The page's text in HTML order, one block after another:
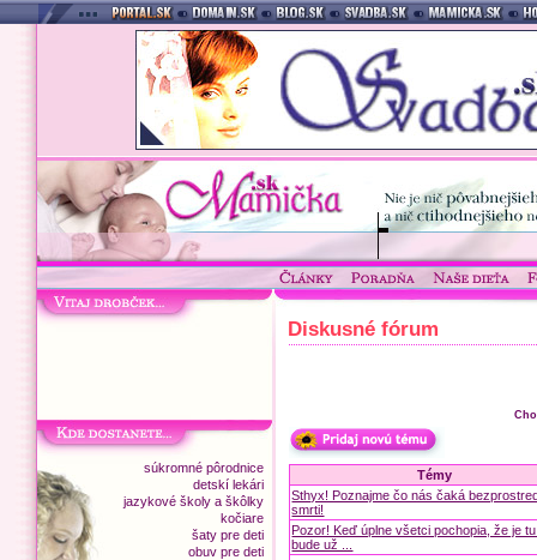
súkromné pôrodnice
detskí lekári
jazykové školy a škôlky
kočiare
šaty pre deti
obuv pre deti
Diskusné fórum
Témy
Sthyx! Poznajme čo nás čaká
smrti!
Pozor! Keď úplne všetci pochopia, že je
bude už ...